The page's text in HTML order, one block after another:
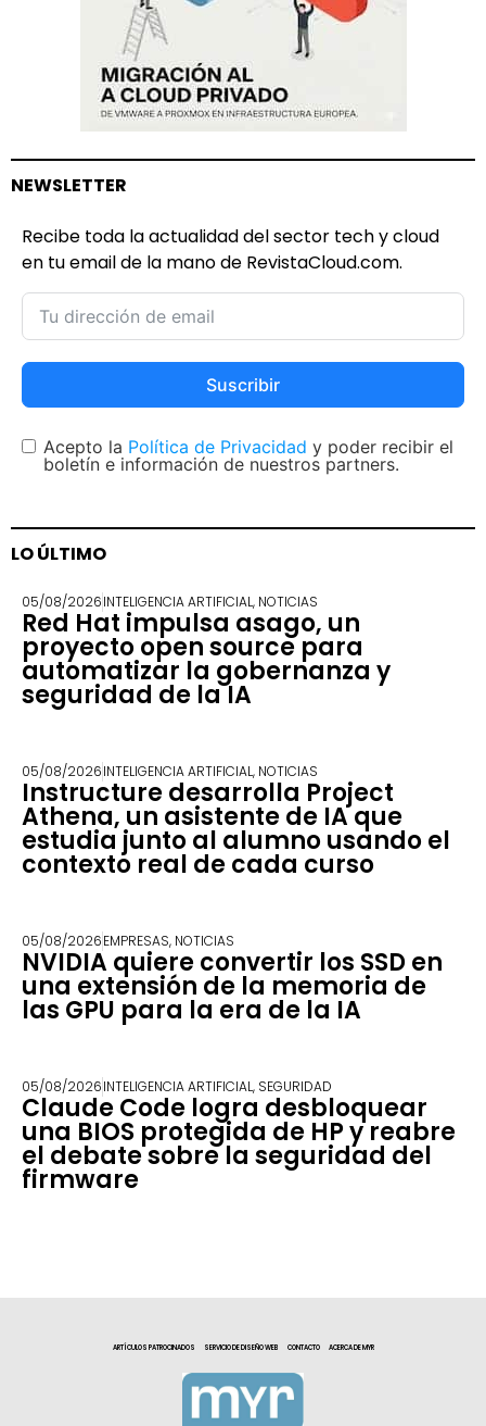
NEWSLETTER
Recibe toda la actualidad del sector tech y cloud
en tu email de la mano de RevistaCloud.com.
Suscribir
Acepto la Política de Privacidad y poder recibir el
boletín e información de nuestros partners.
LO ÚLTIMO
05/08/2026INTELIGENCIA ARTIFICIAL, NOTICIAS
Red Hat impulsa asago, un
proyecto open source para
automatizar la gobernanza y
seguridad de la IA
05/08/2026INTELIGENCIA ARTIFICIAL, NOTICIAS
Instructure desarrolla Project
Athena, un asistente de IA que
estudia junto al alumno usando el
contexto real de cada curso
05/08/2026EMPRESAS, NOTICIAS
NVIDIA quiere convertir los SSD en
una extensión de la memoria de
las GPU para la era de la IA
05/08/2026INTELIGENCIA ARTIFICIAL, SEGURIDAD
Claude Code logra desbloquear
una BIOS protegida de HP y reabre
el debate sobre la seguridad del
firmware
ARTÍCULOS PATROCINADOS SERVICIO DE DISEÑO WEB CONTACTO ACERCA DE MYR